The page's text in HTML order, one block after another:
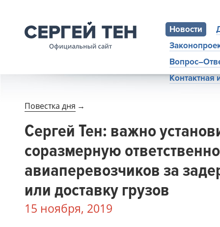
Новости
Повестка дня →
Сергей Тен: важно
соразмерную
авиаперевозчиков за
или доставку грузов
15 ноября, 2019